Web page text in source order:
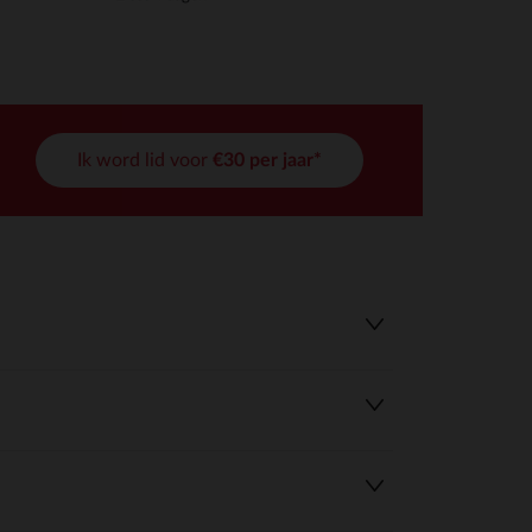
aan te passen en te beheren, en zorgt ervoor dat aan
Ik word lid voor €30 per jaar*